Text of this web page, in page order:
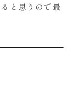
と思うので最